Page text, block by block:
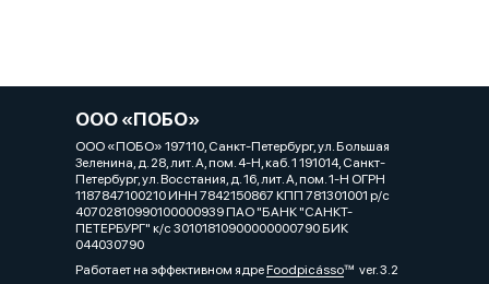
ООО «ПОБО»
ООО «ПОБО» 197110, Санкт-Петербург, ул. Большая
Зеленина, д. 28, лит. А, пом. 4-Н, каб. 1 191014, Санкт-
Петербург, ул. Восстания, д. 16, лит. А, пом. 1-Н ОГРН
1187847100210 ИНН 7842150867 КПП 781301001 р/с
40702810990100000939 ПАО "БАНК "САНКТ-
ПЕТЕРБУРГ" к/с 30101810900000000790 БИК
044030790
Работает на эффективном ядреFoodpicássover. 3.2